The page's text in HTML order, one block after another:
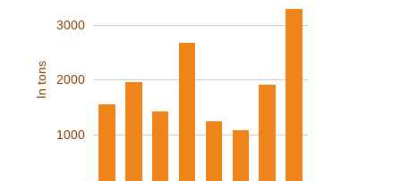
1000
2000
3000
In tons